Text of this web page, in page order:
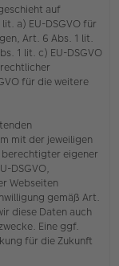
auf
a) EU-DSGVO für
Art. 6 Abs. 1 lit.
1 lit. c) EU-DSGVO
für die weitere
mit der jeweiligen
berechtigter eigener
DSGVO,
Webseiten
gemäß Art.
diese Daten auch
Eine ggf.
für die Zukunft